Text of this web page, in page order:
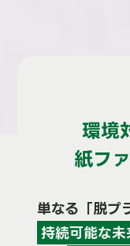
環境
紙フ
単なる「脱プ
持続可能な未